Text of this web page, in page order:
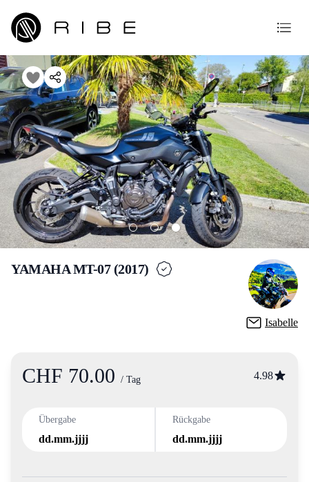
YAMAHA MT-07 (2017)
Isabelle
Product information
CHF 70.00 / Tag 4.98
Übergabe
dd.mm.jjjj
Rückgabe
dd.mm.jjjj